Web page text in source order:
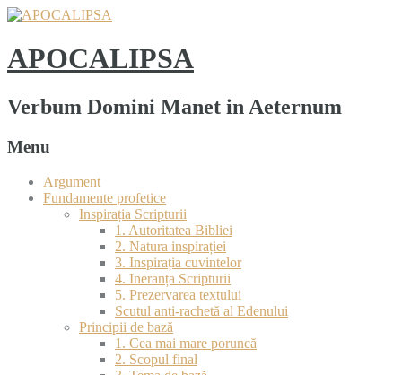
APOCALIPSA
Verbum Domini Manet in Aeternum
Menu
Argument
Fundamente profetice
Inspirația Scripturii
1. Autoritatea Bibliei
2. Natura inspirației
3. Inspirația cuvintelor
4. Ineranța Scripturii
5. Prezervarea textului
Scutul anti-rachetă al Edenului
Principii de bază
1. Cea mai mare poruncă
2. Scopul final